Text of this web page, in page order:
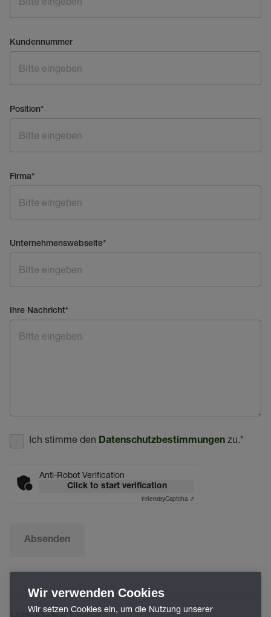
Kundennummer
Position*
Firma*
Unternehmenswebseite*
Ihre Nachricht*
Ich stimme den Datenschutzbestimmungen zu.*
Anti-Robot Verification
Click to start verification
FriendlyCaptcha ⇗
Absenden
Wir verwenden Cookies
Wir setzen Cookies ein, um die Nutzung unserer